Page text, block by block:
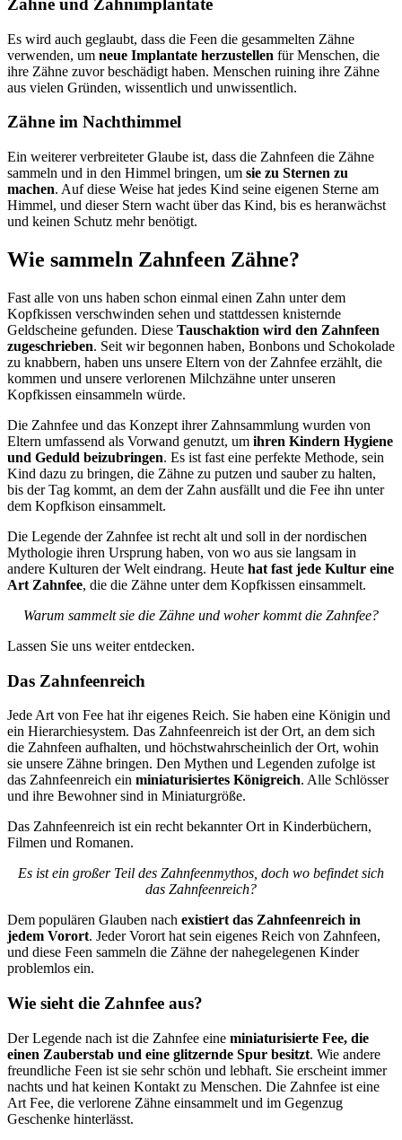
Zähne und Zahnimplantate
Es wird auch geglaubt, dass die Feen die gesammelten Zähne
verwenden, um neue Implantate herzustellen für Menschen, die
ihre Zähne zuvor beschädigt haben. Menschen ruining ihre Zähne
aus vielen Gründen, wissentlich und unwissentlich.
Zähne im Nachthimmel
Ein weiterer verbreiteter Glaube ist, dass die Zahnfeen die Zähne
sammeln und in den Himmel bringen, um sie zu Sternen zu
machen. Auf diese Weise hat jedes Kind seine eigenen Sterne am
Himmel, und dieser Stern wacht über das Kind, bis es heranwächst
und keinen Schutz mehr benötigt.
Wie sammeln Zahnfeen Zähne?
Fast alle von uns haben schon einmal einen Zahn unter dem
Kopfkissen verschwinden sehen und stattdessen knisternde
Geldscheine gefunden. Diese Tauschaktion wird den Zahnfeen
zugeschrieben. Seit wir begonnen haben, Bonbons und Schokolade
zu knabbern, haben uns unsere Eltern von der Zahnfee erzählt, die
kommen und unsere verlorenen Milchzähne unter unseren
Kopfkissen einsammeln würde.
Die Zahnfee und das Konzept ihrer Zahnsammlung wurden von
Eltern umfassend als Vorwand genutzt, um ihren Kindern Hygiene
und Geduld beizubringen. Es ist fast eine perfekte Methode, sein
Kind dazu zu bringen, die Zähne zu putzen und sauber zu halten,
bis der Tag kommt, an dem der Zahn ausfällt und die Fee ihn unter
dem Kopfkison einsammelt.
Die Legende der Zahnfee ist recht alt und soll in der nordischen
Mythologie ihren Ursprung haben, von wo aus sie langsam in
andere Kulturen der Welt eindrang. Heute hat fast jede Kultur eine
Art Zahnfee, die die Zähne unter dem Kopfkissen einsammelt.
Warum sammelt sie die Zähne und woher kommt die Zahnfee?
Lassen Sie uns weiter entdecken.
Das Zahnfeenreich
Jede Art von Fee hat ihr eigenes Reich. Sie haben eine Königin und
ein Hierarchiesystem. Das Zahnfeenreich ist der Ort, an dem sich
die Zahnfeen aufhalten, und höchstwahrscheinlich der Ort, wohin
sie unsere Zähne bringen. Den Mythen und Legenden zufolge ist
das Zahnfeenreich ein miniaturisiertes Königreich. Alle Schlösser
und ihre Bewohner sind in Miniaturgröße.
Das Zahnfeenreich ist ein recht bekannter Ort in Kinderbüchern,
Filmen und Romanen.
Es ist ein großer Teil des Zahnfeenmythos, doch wo befindet sich
das Zahnfeenreich?
Dem populären Glauben nach existiert das Zahnfeenreich in
jedem Vorort. Jeder Vorort hat sein eigenes Reich von Zahnfeen,
und diese Feen sammeln die Zähne der nahegelegenen Kinder
problemlos ein.
Wie sieht die Zahnfee aus?
Der Legende nach ist die Zahnfee eine miniaturisierte Fee, die
einen Zauberstab und eine glitzernde Spur besitzt. Wie andere
freundliche Feen ist sie sehr schön und lebhaft. Sie erscheint immer
nachts und hat keinen Kontakt zu Menschen. Die Zahnfee ist eine
Art Fee, die verlorene Zähne einsammelt und im Gegenzug
Geschenke hinterlässt.